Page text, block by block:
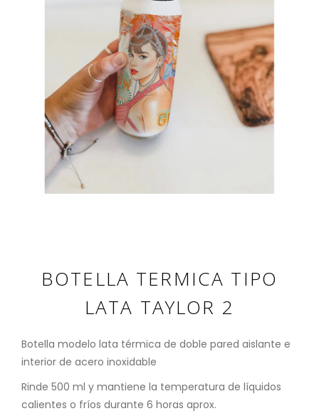
BOTELLA TERMICA TIPO
LATA TAYLOR 2
Botella modelo lata térmica de doble pared aislante e
interior de acero inoxidable
Rinde 500 ml y mantiene la temperatura de líquidos
calientes o fríos durante 6 horas aprox.